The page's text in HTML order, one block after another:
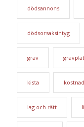
dödsannons
dödsorsaksintyg
grav
kista kostnad
lag och rätt